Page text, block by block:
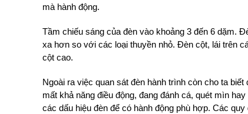
mà hành động.
Tầm chiếu sáng của đèn vào khoảng 3 đến 6 dặm.
xa hơn so với các loại thuyền nhỏ. Đèn cột, lái trên
cột cao.
Ngoài ra việc quan sát đèn hành trình còn cho ta
mất khả năng điều động, đang đánh cá, quét mìn
các dấu hiệu đèn để có hành động phù hợp. Các